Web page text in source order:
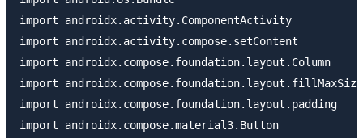
import androidx.activity.ComponentActivity
import androidx.activity.compose.setContent
import androidx.compose.foundation.layout.Column
import androidx.compose.foundation.layout.fillMaxSize
import androidx.compose.foundation.layout.padding
import androidx.compose.material3.Button